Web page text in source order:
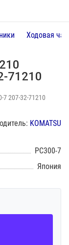
Ходовая
71210
7 207-32-71210
KOMATSU
PC300-7
Япония